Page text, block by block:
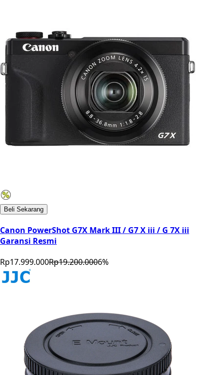
Beli Sekarang
Canon PowerShot G7X Mark III / G7 X iii / G 7X iii
Garansi Resmi
Rp17.999.000Rp19.200.0006%